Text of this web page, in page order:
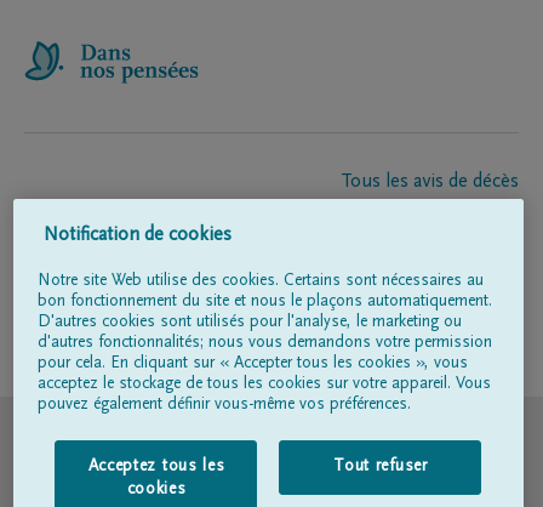
Tous les avis de décès
Entrepreneur de pompes funèbres
Suivez-nous sur
Conditions d'utilisation
Notification de cookies
Notre site Web utilise des cookies. Certains sont nécessaires au
bon fonctionnement du site et nous le plaçons automatiquement.
D'autres cookies sont utilisés pour l'analyse, le marketing ou
d'autres fonctionnalités; nous vous demandons votre permission
pour cela. En cliquant sur « Accepter tous les cookies », vous
acceptez le stockage de tous les cookies sur votre appareil. Vous
pouvez également définir vous-même vos préférences.
Acceptez tous les
cookies
Tout refuser